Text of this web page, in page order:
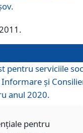
pentru serviciile
și
anul 2020.
pentru